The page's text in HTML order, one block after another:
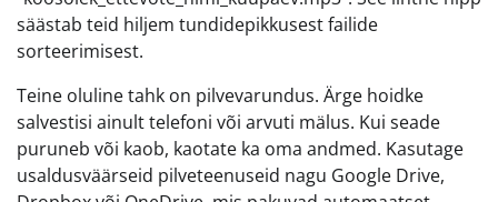
säästab teid hiljem tundidepikkusest failide
sorteerimisest.
Teine oluline tahk on pilvevarundus. Ärge hoidke
salvestisi ainult telefoni või arvuti mälus. Kui seade
puruneb või kaob, kaotate ka oma andmed. Kasutage
usaldusväärseid pilveteenuseid nagu Google Drive,